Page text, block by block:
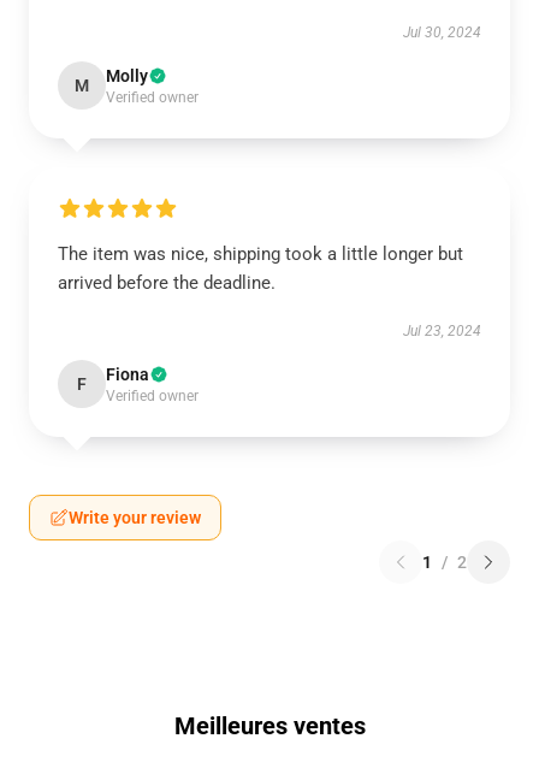
Jul 30, 2024
M Molly
Verified owner
The item was nice, shipping took a little longer but
arrived before the deadline.
Jul 23, 2024
F Fiona
Verified owner
Write your review
1 / 2
Meilleures ventes